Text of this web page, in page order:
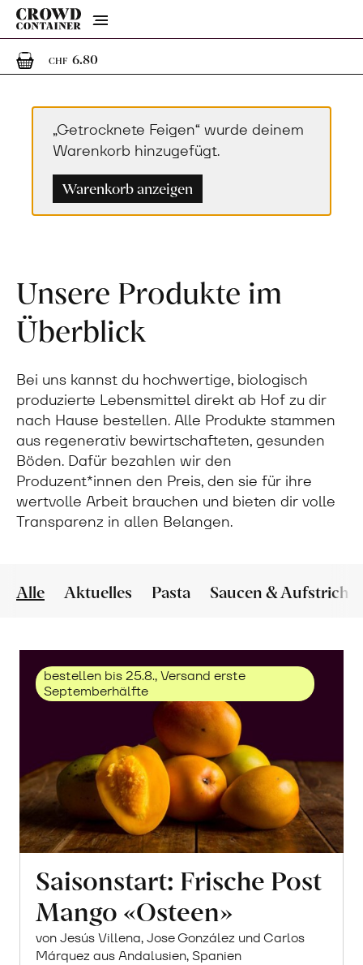
Menu
CHF 6.801 Artikel im Warenkorb
„Getrocknete Feigen“ wurde deinem
Warenkorb hinzugefügt.
Warenkorb anzeigen
Unsere Produkte im
Überblick
Bei uns kannst du hochwertige, biologisch
produzierte Lebensmittel direkt ab Hof zu dir
nach Hause bestellen. Alle Produkte stammen
aus regenerativ bewirtschafteten, gesunden
Böden. Dafür bezahlen wir den
Produzent*innen den Preis, den sie für ihre
wertvolle Arbeit brauchen und bieten dir volle
Transparenz in allen Belangen.
Alle Aktuelles Pasta Saucen & Aufstriche
bestellen bis 25.8., Versand erste
Septemberhälfte
Saisonstart: Frische Post
Mango «Osteen»
von Jesús Villena, Jose González und Carlos
Márquez aus Andalusien, Spanien